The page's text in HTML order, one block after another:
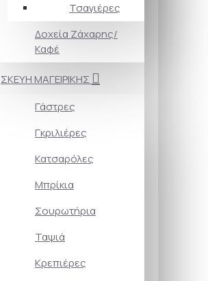
Τσαγιέρες
Δοχεία Ζάχαρης/
Καφέ
ΣΚΕΥΗ ΜΑΓΕΙΡΙΚΗΣ
Γάστρες
Γκριλιέρες
Κατσαρόλες
Μπρίκια
Σουρωτήρια
Ταψιά
Κρεπιέρες